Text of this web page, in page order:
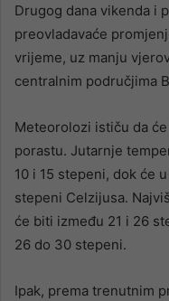
Drugog dana vikenda i
preovladavaće
vrijeme, uz manju
centralnim područjima
Meteorolozi ističu da
porastu. Jutarnje
10 i 15 stepeni, dok će
stepeni Celzijusa.
će biti između 21 i 26
26 do 30 stepeni.
Ipak, prema trenutnim